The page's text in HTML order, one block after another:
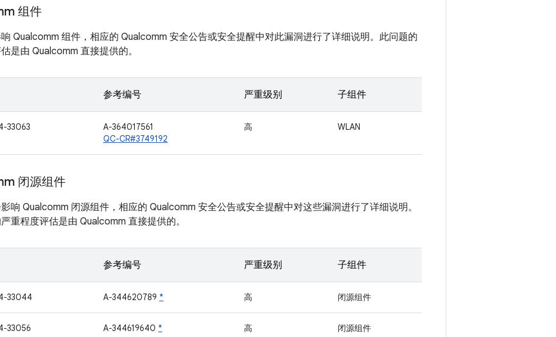
组件
Qualcomm 组件，相应的 Qualcomm 安全公告或安全提醒中对此漏洞进行了详细说明。此问题的
是由 Qualcomm 直接提供的。
参考编号 严重级别 子组件
33063
A-364017561
QC-CR#3749192
高 WLAN
闭源组件
响 Qualcomm 闭源组件，相应的 Qualcomm 安全公告或安全提醒中对这些漏洞进行了详细说明。
重程度评估是由 Qualcomm 直接提供的。
参考编号 严重级别 子组件
33044 A-344620789 * 高 闭源组件
33056 A-344619640 * 高 闭源组件